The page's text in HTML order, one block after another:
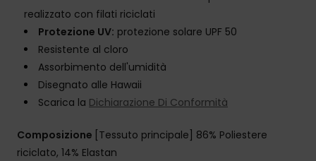
realizzato con filati riciclati
Protezione UV: protezione solare UPF 50
Resistente al cloro
Assorbimento dell'umidità
Disegnato alle Hawaii
Scarica la Dichiarazione Di Conformità
Composizione [Tessuto principale] 86% Poliestere
riciclato, 14% Elastan